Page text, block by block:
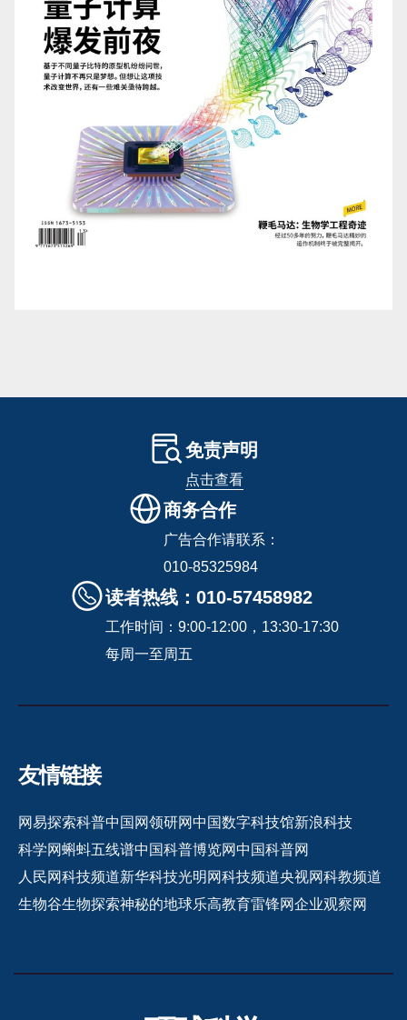
免责声明
点击查看
商务合作
广告合作请联系：
010-85325984
读者热线：010-57458982
工作时间：9:00-12:00，13:30-17:30
每周一至周五
友情链接
网易探索科普中国网领研网中国数字科技馆新浪科技
科学网蝌蚪五线谱中国科普博览网中国科普网
人民网科技频道新华科技光明网科技频道央视网科教频道
生物谷生物探索神秘的地球乐高教育雷锋网企业观察网